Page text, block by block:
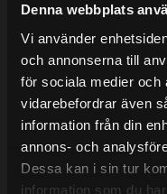
Denna webbplats
Vi använder
och annonserna till
för sociala medier och
vidarebefordrar även
information från din
annons- och
Dessa kan i sin tur
information som du
Lunchstängt 12:00-
Tel: 031- 51 66 60
E-post: